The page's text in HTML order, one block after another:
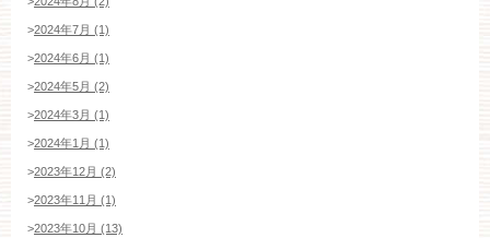
>2024年7月 (1)
>2024年6月 (1)
>2024年5月 (2)
>2024年3月 (1)
>2024年1月 (1)
>2023年12月 (2)
>2023年11月 (1)
>2023年10月 (13)